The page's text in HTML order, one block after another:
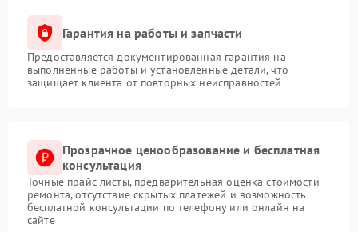
Гарантия на работы и запчасти
Предоставляется документированная гарантия на
выполненные работы и установленные детали, что
защищает клиента от повторных неисправностей
Прозрачное ценообразование и бесплатная
консультация
Точные прайс-листы, предварительная оценка стоимости
ремонта, отсутствие скрытых платежей и возможность
бесплатной консультации по телефону или онлайн на
сайте